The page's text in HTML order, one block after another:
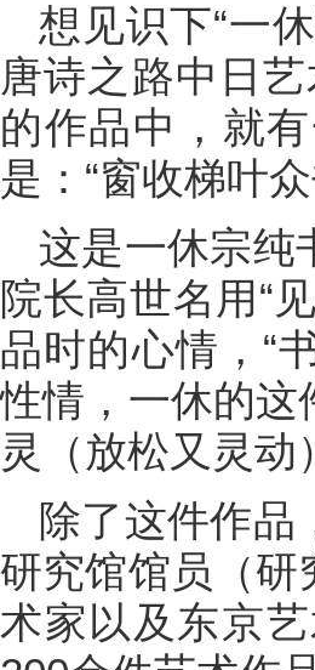
想见识下“一
唐诗之路中日
的作品中，就
是：“窗收梯叶
这是一休宗纯
院长高世名用“
品时的心情，“
性情，一休的这
灵（放松又灵动
除了这件作品
研究馆馆员（
术家以及东京